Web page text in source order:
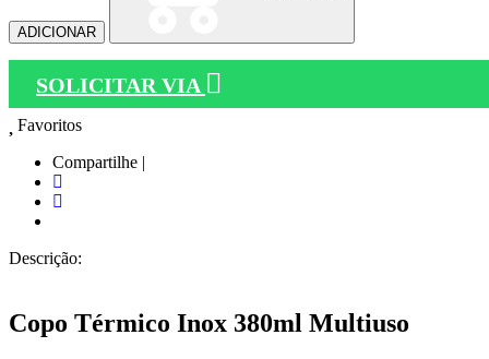
ADICIONAR
SOLICITAR VIA
Favoritos
Compartilhe |
Descrição:
Copo Térmico Inox 380ml Multiuso